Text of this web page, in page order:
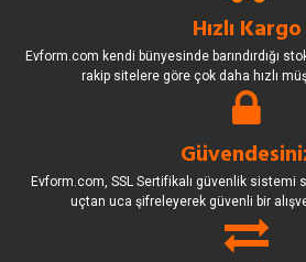
Hızlı Kargo
Evform.com kendi bünyesinde barındırdığı
rakip sitelere göre çok daha hızlı
Evform.com, SSL Sertifikalı güvenlik
uçtan uca şifreleyerek güvenli bir